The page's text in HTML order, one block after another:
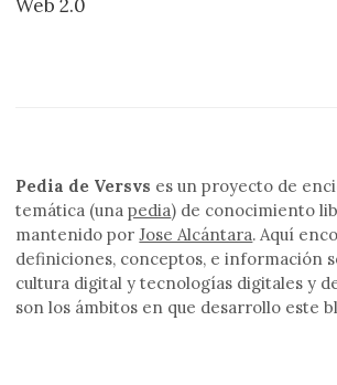
de
Web 2.0
Pedia de Versvs es un proyecto de
temática (unapedia) de conocimiento
mantenido porJose Alcántara. Aquí
definiciones, conceptos, e información
cultura digital y tecnologías digitales y
son los ámbitos en que desarrollo este